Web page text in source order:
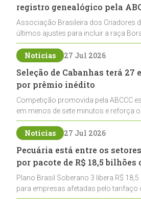
registro genealógico pela
Associação Brasileira dos Criadores
últimos ajustes para incluir a raça
de registros, abrindo caminho para
pecuária nacional
Notícias 27 Jul 2026
Seleção de Cabanhas terá 27
por prêmio inédito
Competição promovida pela ABCCC
em menos de sete minutos e reforça
cabanhas na seleção genética de
ao laço
Notícias 27 Jul 2026
Pecuária está entre os
por pacote de R$ 18,5
Plano Brasil Soberano 3 libera R$
para empresas afetadas pelo tarifaço
inclui a pecuária entre os setores